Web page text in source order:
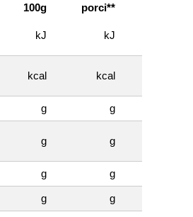
100g
porci**
kJ kJ
kcal kcal
g g
g g
g g
g g